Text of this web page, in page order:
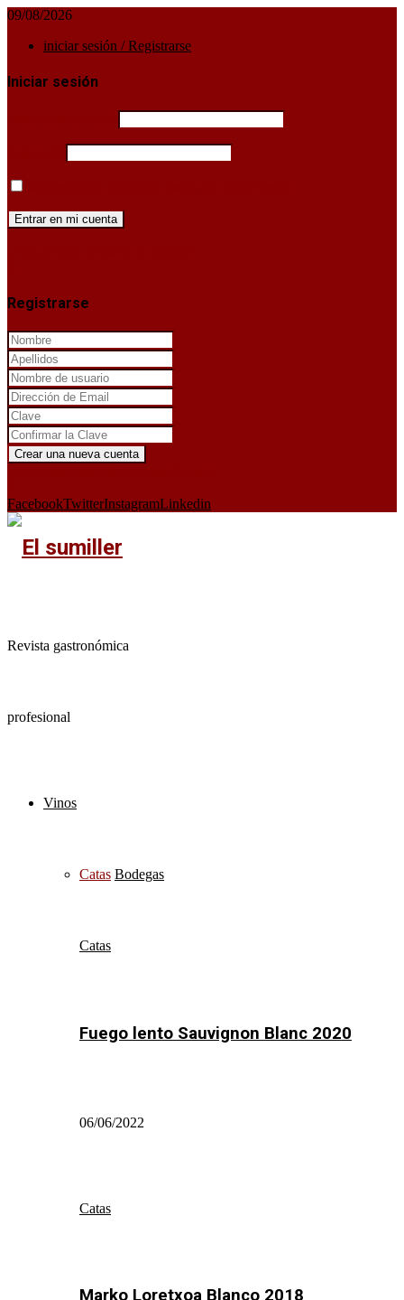
09/08/2026
iniciar sesión / Registrarse
Iniciar sesión
Registrarse
FacebookTwitterInstagramLinkedin
Revista gastronómica
profesional
Vinos
Catas Bodegas
Catas
Fuego lento Sauvignon Blanc 2020
06/06/2022
Catas
Marko Loretxoa Blanco 2018